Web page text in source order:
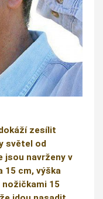
zesílit
světel od
jsou navrženy v
15 cm, výška
nožičkami 15